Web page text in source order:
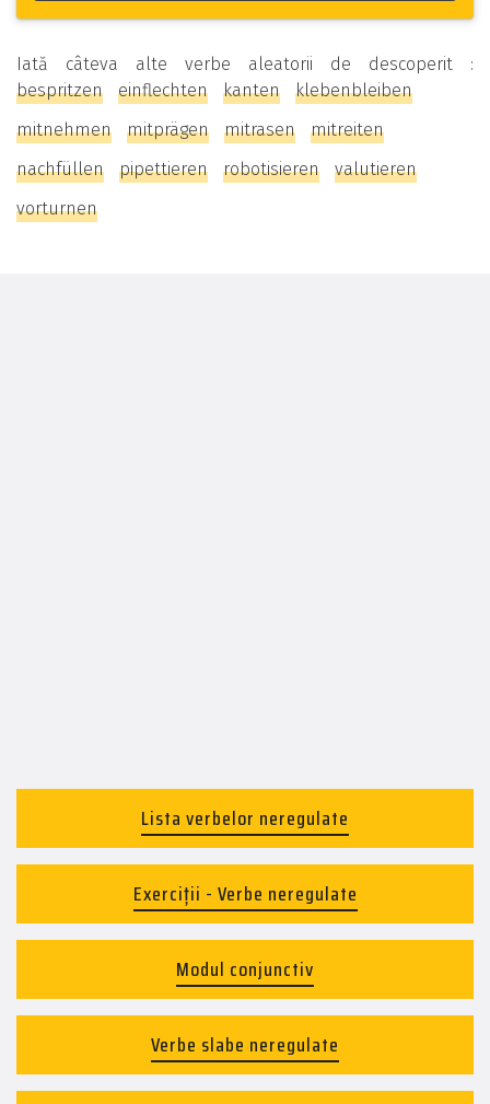
Iată câteva alte verbe aleatorii de descoperit :
bespritzen
einflechten kanten
klebenbleiben
mitnehmen
mitprägen mitrasen
mitreiten
nachfüllen
pipettieren robotisieren
valutieren
vorturnen
Lista verbelor neregulate
Exerciții - Verbe neregulate
Modul conjunctiv
Verbe slabe neregulate